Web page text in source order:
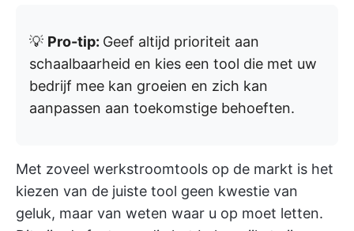
💡 Pro-tip: Geef altijd prioriteit aan
schaalbaarheid en kies een tool die met uw
bedrijf mee kan groeien en zich kan
aanpassen aan toekomstige behoeften.
Met zoveel werkstroomtools op de markt is het
kiezen van de juiste tool geen kwestie van
geluk, maar van weten waar u op moet letten.